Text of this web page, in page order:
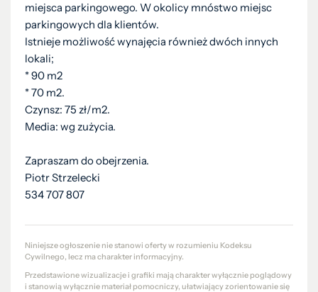
miejsca parkingowego. W okolicy mnóstwo miejsc
parkingowych dla klientów.
Istnieje możliwość wynajęcia również dwóch innych
lokali;
* 90 m2
* 70 m2.
Czynsz: 75 zł/m2.
Media: wg zużycia.
Zapraszam do obejrzenia.
Piotr Strzelecki
534 707 807
Niniejsze ogłoszenie nie stanowi oferty w rozumieniu Kodeksu
Cywilnego, lecz ma charakter informacyjny.
Przedstawione wizualizacje i grafiki mają charakter wyłącznie poglądowy
i stanowią wyłącznie materiał pomocniczy, ułatwiający zorientowanie się